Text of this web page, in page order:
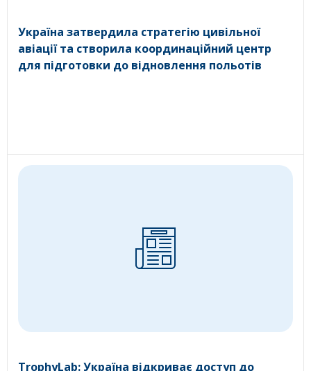
Україна затвердила стратегію цивільної
авіації та створила координаційний центр
для підготовки до відновлення польотів
TrophyLab: Україна відкриває доступ до